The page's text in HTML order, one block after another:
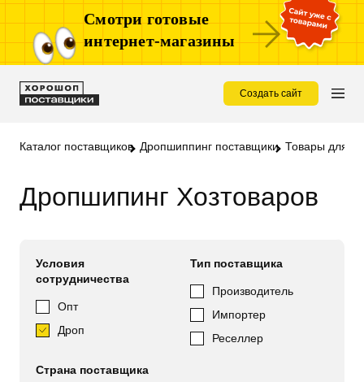
Смотри готовые
интернет-магазины
Создать сайт
Каталог поставщиков Дропшиппинг поставщики Товары для
Дропшипинг Хозтоваров
Условия
сотрудничества
Опт
Дроп
Тип поставщика
Производитель
Импортер
Реселлер
Страна поставщика